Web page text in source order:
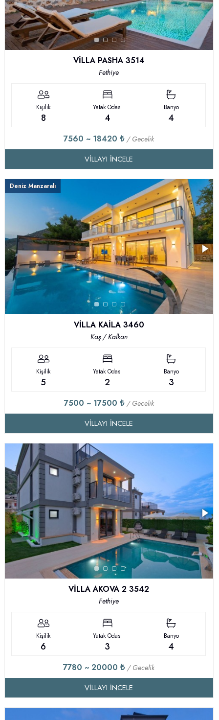
VİLLA PASHA 3514
Fethiye
Kişilik
8
Yatak Odası
4
Banyo
4
7560 ~ 18420 ₺ / Gecelik
VILLAYI İNCELE
Deniz Manzaralı
VİLLA KAİLA 3460
Kaş / Kalkan
Kişilik
5
Yatak Odası
2
Banyo
3
7500 ~ 17500 ₺ / Gecelik
VILLAYI İNCELE
VİLLA AKOVA 2 3542
Fethiye
Kişilik
6
Yatak Odası
3
Banyo
4
7780 ~ 20000 ₺ / Gecelik
VILLAYI İNCELE